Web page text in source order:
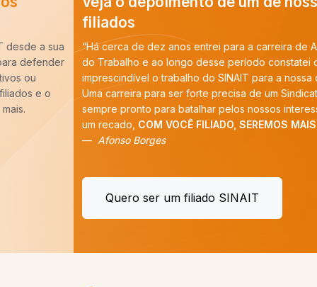
“Há cerca de dez anos entrei para a carreira de Auditoria-Fiscal
do Trabalho e ao longo desse período constatei que é
imprescindível o trabalho do SINAIT para a nossa categoria.
Uma carreira para ser forte precisa de um Sindicato forte,
sempre pronto para batalhar pelos nossos interesses. E tenho
COM VOCÊ FILIADO, SEREMOS MAIS!”
Afonso Borges
Quero ser um filiado SINAIT